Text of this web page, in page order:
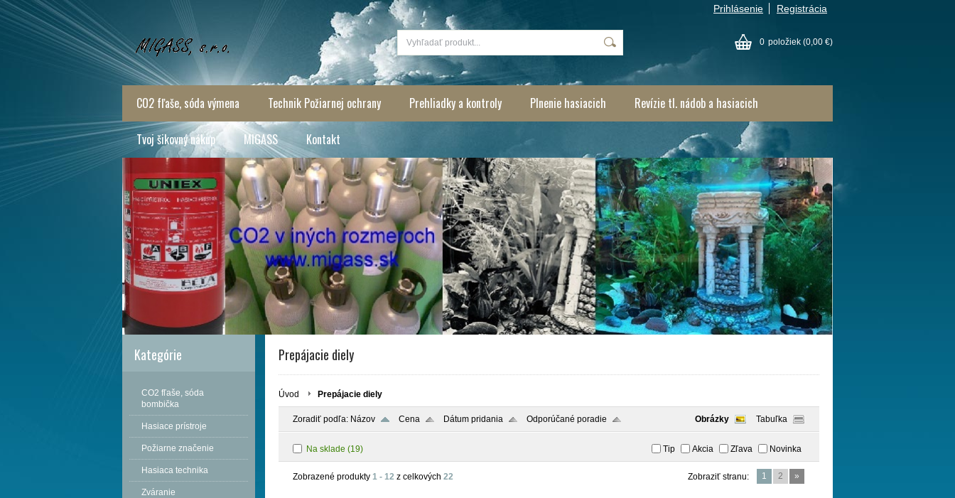
Prihlásenie Registrácia
0 položiek (0,00 €)
CO2 fľaše, sóda výmena Technik Požiarnej ochrany Prehliadky a kontroly Plnenie hasiacich Revízie tl. nádob a hasiacich
Tvoj šikovný nákup MIGASS Kontakt
Kategórie
CO2 fľaše, sóda
bombička
Hasiace prístroje
Požiarne značenie
Hasiaca technika
Zváranie
Prepájacie diely
Úvod Prepájacie diely
Zoradiť podľa: Názov Cena Dátum pridania Odporúčané poradie Obrázky Tabuľka
Na sklade (19) Tip Akcia Zľava Novinka
Zobrazené produkty 1 - 12 z celkových 22 Zobraziť stranu: 1 2 »